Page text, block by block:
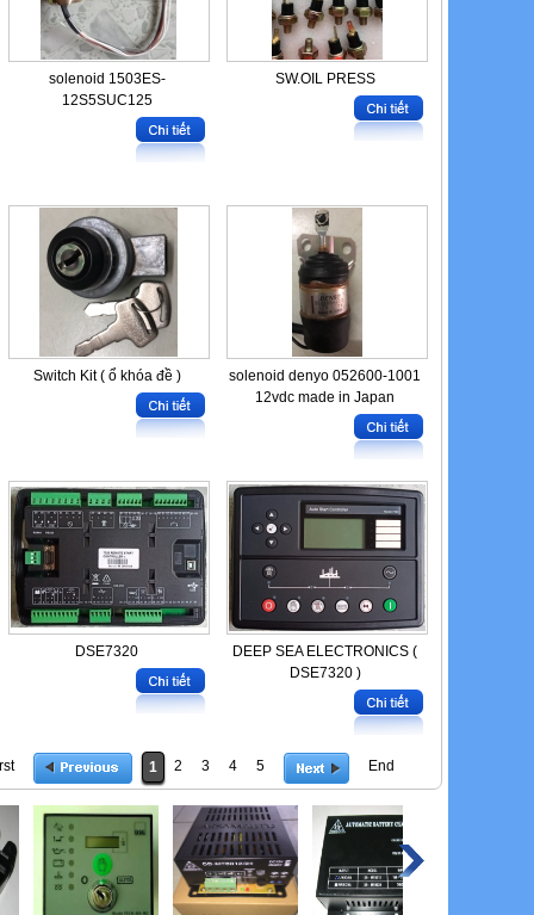
solenoid 1503ES-
12S5SUC125
SW.OIL PRESS
Switch Kit ( ổ khóa đề )
solenoid denyo 052600-1001
12vdc made in Japan
DSE7320
DEEP SEA ELECTRONICS (
DSE7320 )
1 2 3 4 5 End